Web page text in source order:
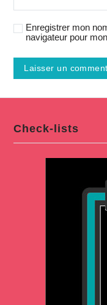
Enregistrer mon
navigateur pour
Check-lists